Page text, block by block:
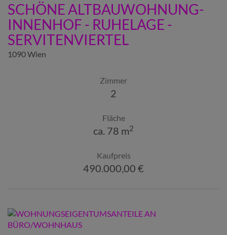
SCHÖNE ALTBAUWOHNUNG-
INNENHOF - RUHELAGE -
SERVITENVIERTEL
1090 Wien
Zimmer
2
Fläche
ca. 78 m2
Kaufpreis
490.000,00 €